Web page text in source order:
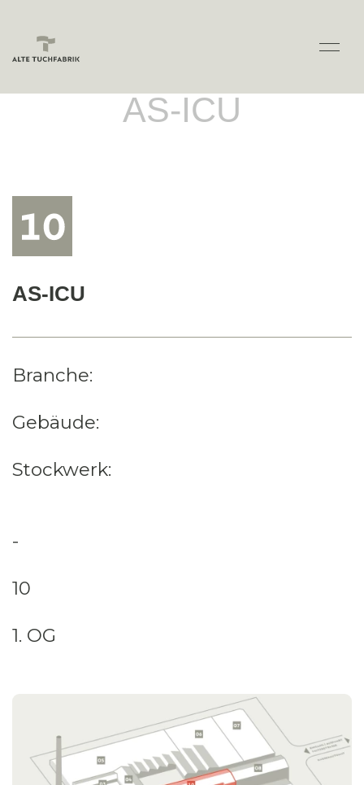
AS-ICU
AS-ICU
Branche:
Gebäude:
Stockwerk:
-
10
1. OG